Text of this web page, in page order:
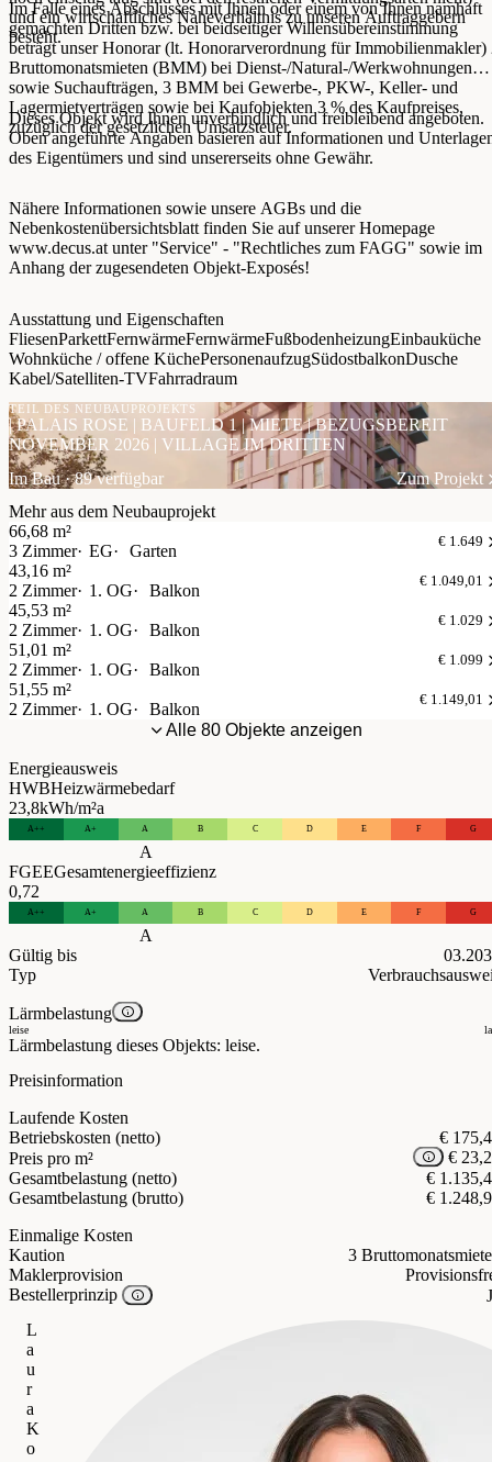
und ein wirtschaftliches Naheverhältnis zu unseren Auftraggebern
besteht.
Im Falle eines Abschlusses mit Ihnen oder einem von Ihnen namhaft
gemachten Dritten bzw. bei beidseitiger Willensübereinstimmung
beträgt unser Honorar (lt. Honorarverordnung für Immobilienmakler)
Bruttomonatsmieten (BMM) bei Dienst-/Natural-/Werkwohnungen
sowie Suchaufträgen, 3 BMM bei Gewerbe-, PKW-, Keller- und
Lagermietverträgen sowie bei Kaufobjekten 3 % des Kaufpreises,
zuzüglich der gesetzlichen Umsatzsteuer.
Dieses Objekt wird Ihnen unverbindlich und freibleibend angeboten.
Oben angeführte Angaben basieren auf Informationen und
des Eigentümers und sind unsererseits ohne Gewähr.
Nähere Informationen sowie unsere AGBs und die
Nebenkostenübersichtsblatt finden Sie auf unserer Homepage
www.decus.at unter "Service" - "Rechtliches zum FAGG" sowie im
Anhang der zugesendeten Objekt-Exposés!
Ausstattung und Eigenschaften
FliesenParkettFernwärmeFernwärmeFußbodenheizungEinbauküche
Wohnküche / offene KüchePersonenaufzugSüdostbalkonDusche
Kabel/Satelliten-TVFahrradraum
TEIL DES NEUBAUPROJEKTS
| PALAIS ROSE | BAUFELD 1 | MIETE | BEZUGSBEREIT
NOVEMBER 2026 | VILLAGE IM DRITTEN
Im Bau · 89 verfügbar
Zum Projekt
Mehr aus dem Neubauprojekt
66,68 m²
3 Zimmer
EG Garten
€ 1.649
43,16 m²
2 Zimmer
1. OG Balkon
€ 1.049,01
45,53 m²
2 Zimmer
1. OG Balkon
€ 1.029
51,01 m²
2 Zimmer
1. OG Balkon
€ 1.099
51,55 m²
2 Zimmer
1. OG Balkon
€ 1.149,01
Alle 80 Objekte anzeigen
Energieausweis
HWBHeizwärmebedarf
23,8kWh/m²a
A++ A+ A B C D E F G
A
FGEEGesamtenergieeffizienz
0,72
A++ A+ A B C D E F G
A
Gültig bis
Typ
Lärmbelastung
leise
Lärmbelastung dieses Objekts: leise.
Preisinformation
Laufende Kosten
Betriebskosten (netto)
€
Preis pro m²
€
Gesamtbelastung (netto)
€
Gesamtbelastung (brutto)
€
Einmalige Kosten
Kaution
3
Maklerprovision
Bestellerprinzip
L
a
u
r
a
K
o